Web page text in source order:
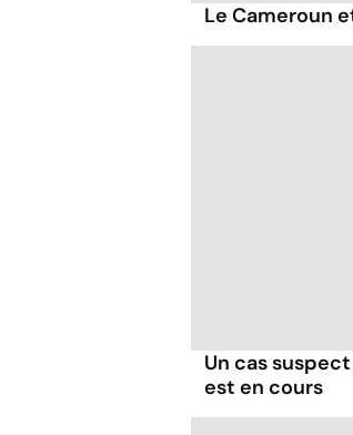
Le Cameroun
Un cas
est en cours